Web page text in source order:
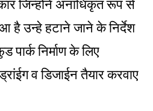
जिन्होने अनाधिकृत रूप से
है उन्हे हटाने जाने के निर्देश
पार्क निर्माण के लिए
व डिजाईन तैयार करवाए